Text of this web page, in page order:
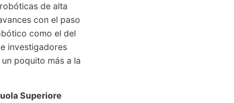
robóticas de alta
con el paso
como el del
investigadores
poquito más a la
Superiore